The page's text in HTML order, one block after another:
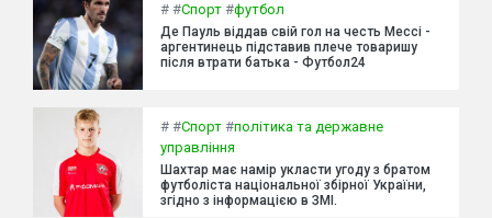
# #Спорт #футбол
Де Пауль віддав свій гол на честь Мессі -
аргентинець підставив плече товаришу
після втрати батька - Футбол24
# #Спорт #політика та державне
управління
Шахтар має намір укласти угоду з братом
футболіста національної збірної України,
згідно з інформацією в ЗМІ.